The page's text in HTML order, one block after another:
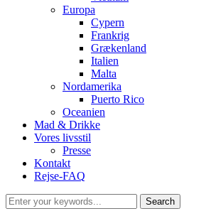
Europa
Cypern
Frankrig
Grækenland
Italien
Malta
Nordamerika
Puerto Rico
Oceanien
Mad & Drikke
Vores livsstil
Presse
Kontakt
Rejse-FAQ